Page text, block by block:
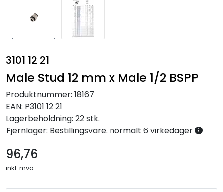
3101 12 21
Male Stud 12 mm x Male 1/2 BSPP
Produktnummer: 18167
EAN: P3101 12 21
Lagerbeholdning: 22 stk.
Fjernlager: Bestillingsvare. normalt 6 virkedager
96,76
inkl. mva.